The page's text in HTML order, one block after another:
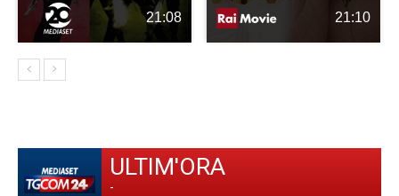
21:08 21:10
ULTIM'ORA
-